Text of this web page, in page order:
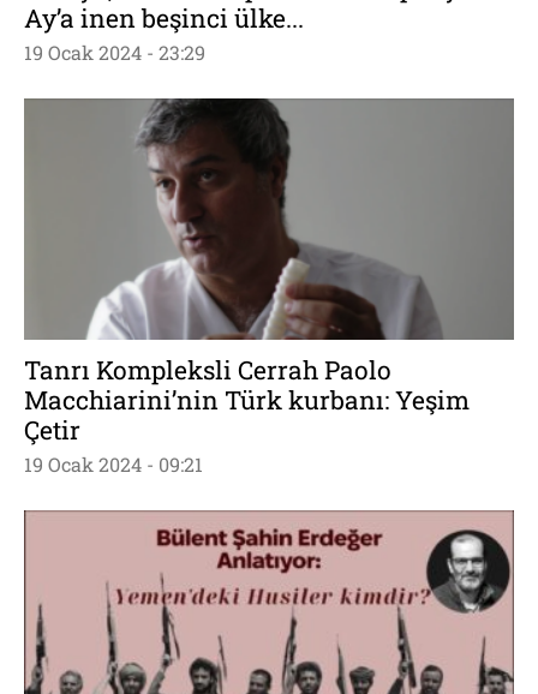
Ay’a inen beşinci ülke...
19 Ocak 2024 - 23:29
Tanrı Kompleksli Cerrah Paolo
Macchiarini’nin Türk kurbanı: Yeşim
Çetir
19 Ocak 2024 - 09:21